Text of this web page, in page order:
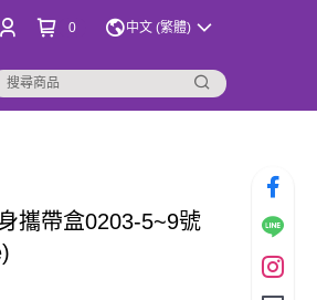
0 中文 (繁體)
攜帶盒0203-5~9號